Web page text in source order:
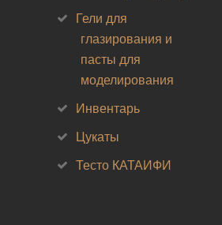
Гели для
глазирования и
пасты для
моделирования
Инвентарь
Цукаты
Тесто КАТАИФИ